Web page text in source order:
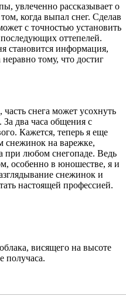
увлеченно рассказывает о
когда выпал снег. Сделав
с точностью установить
оттепелей.
становится информация,
тому, что достиг
снега может усохнуть
два часа общения с
Кажется, теперь я еще
снежинок на варежке,
при любом снегопаде. Ведь
особенно в юношестве, я и
снежинок и
настоящей профессией.
висящего на высоте
получаса.